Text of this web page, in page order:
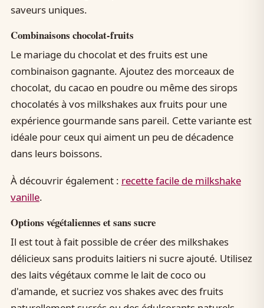
saveurs uniques.
Combinaisons chocolat-fruits
Le mariage du chocolat et des fruits est une
combinaison gagnante. Ajoutez des morceaux de
chocolat, du cacao en poudre ou même des sirops
chocolatés à vos milkshakes aux fruits pour une
expérience gourmande sans pareil. Cette variante est
idéale pour ceux qui aiment un peu de décadence
dans leurs boissons.
À découvrir également : recette facile de milkshake
vanille.
Options végétaliennes et sans sucre
Il est tout à fait possible de créer des milkshakes
délicieux sans produits laitiers ni sucre ajouté. Utilisez
des laits végétaux comme le lait de coco ou
d'amande, et sucriez vos shakes avec des fruits